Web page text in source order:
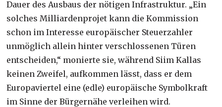
Dauer des Ausbaus der nötigen Infrastruktur. „Ein
solches Milliardenprojet kann die Kommission
schon im Interesse europäischer Steuerzahler
unmöglich allein hinter verschlossenen Türen
entscheiden,“ monierte sie, während Siim Kallas
keinen Zweifel, aufkommen lässt, dass er dem
Europaviertel eine (edle) europäische Symbolkraft
im Sinne der Bürgernähe verleihen wird.